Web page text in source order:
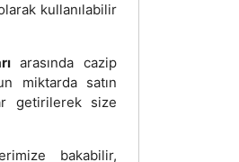
kullanılabilir
arasında cazip
miktarda satın
getirilerek size
bakabilir,